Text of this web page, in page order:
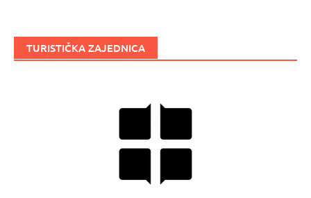
TURISTIČKA ZAJEDNICA